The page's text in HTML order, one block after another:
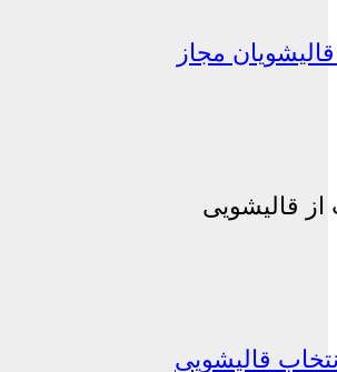
مجاز
قالیشویی
قالیشویی